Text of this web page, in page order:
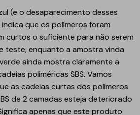
(e o desaparecimento desses
que os polímeros foram
curtos o suficiente para não serem
teste, enquanto a amostra vinda
ainda mostra claramente a
poliméricas SBS. Vamos
as cadeias curtas dos polímeros
de 2 camadas esteja deteriorado
apenas que este produto